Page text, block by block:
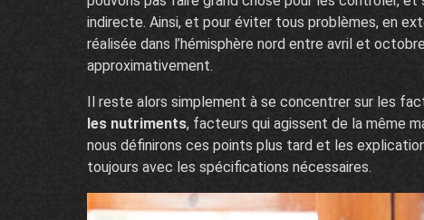
indirecte. Ainsi, et pour éviter tous problèmes, en
réalisée dans l’hémisphère nord entre avril et
approximativement.
Il reste alors simplement à se concentrer sur les
les nutriments, facteurs qui agissent de la même
nous définirons ces points plus tard et les
toujours avec les spécifications nécessaires.